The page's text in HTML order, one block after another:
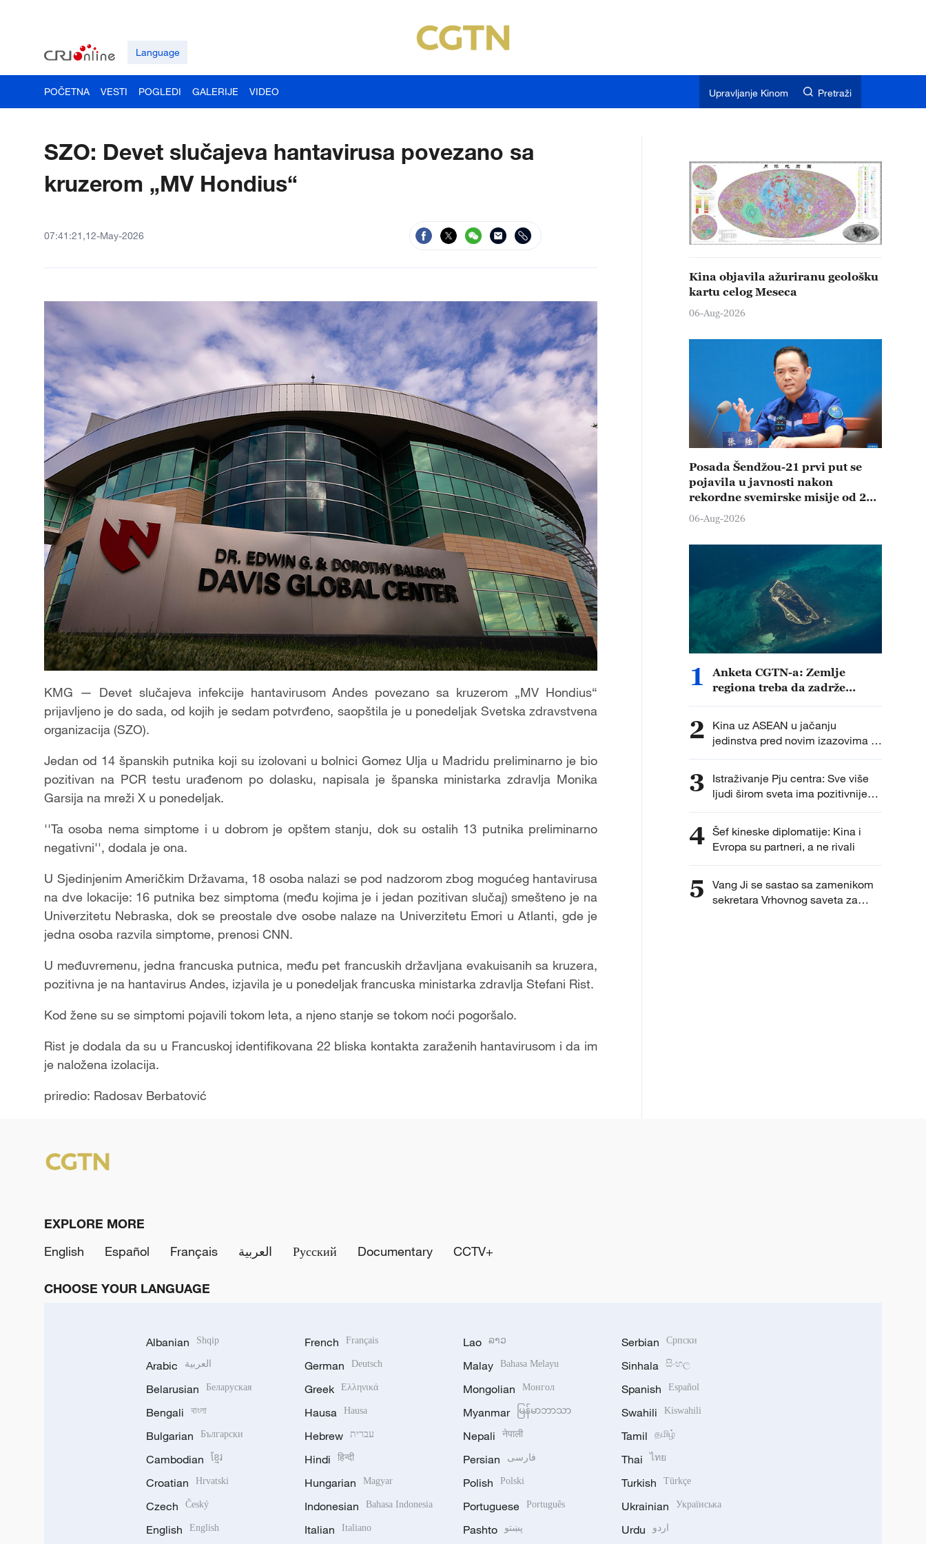
Language
POČETNA VESTI POGLEDI GALERIJE VIDEO Upravljanje Kinom Pretraži
SZO: Devet slučajeva hantavirusa povezano sa
kruzerom „MV Hondius“
07:41:21,12-May-2026
KMG — Devet slučajeva infekcije hantavirusom Andes povezano sa kruzerom „MV Hondius“
prijavljeno je do sada, od kojih je sedam potvrđeno, saopštila je u ponedeljak Svetska zdravstvena
organizacija (SZO).
Jedan od 14 španskih putnika koji su izolovani u bolnici Gomez Ulja u Madridu preliminarno je bio
pozitivan na PCR testu urađenom po dolasku, napisala je španska ministarka zdravlja Monika
Garsija na mreži X u ponedeljak.
''Ta osoba nema simptome i u dobrom je opštem stanju, dok su ostalih 13 putnika preliminarno
negativni'', dodala je ona.
U Sjedinjenim Američkim Državama, 18 osoba nalazi se pod nadzorom zbog mogućeg hantavirusa
na dve lokacije: 16 putnika bez simptoma (među kojima je i jedan pozitivan slučaj) smešteno je na
Univerzitetu Nebraska, dok se preostale dve osobe nalaze na Univerzitetu Emori u Atlanti, gde je
jedna osoba razvila simptome, prenosi CNN.
U međuvremenu, jedna francuska putnica, među pet francuskih državljana evakuisanih sa kruzera,
pozitivna je na hantavirus Andes, izjavila je u ponedeljak francuska ministarka zdravlja Stefani Rist.
Kod žene su se simptomi pojavili tokom leta, a njeno stanje se tokom noći pogoršalo.
Rist je dodala da su u Francuskoj identifikovana 22 bliska kontakta zaraženih hantavirusom i da im
je naložena izolacija.
priredio: Radosav Berbatović
Kina objavila ažuriranu geološku
kartu celog Meseca
06-Aug-2026
Posada Šendžou-21 prvi put se
pojavila u javnosti nakon
rekordne svemirske misije od 210
dana
06-Aug-2026
1
Anketa CGTN-a: Zemlje
regiona treba da zadrže
kineskom moru u svojim
rukama
2
Kina uz ASEAN u jačanju
jedinstva pred novim izazovima i
neizvesnostima
3
Istraživanje Pju centra: Sve više
ljudi širom sveta ima pozitivnije
mišljenje o Kini nego o SAD
4 Šef kineske diplomatije: Kina i
Evropa su partneri, a ne rivali
5
Vang Ji se sastao sa zamenikom
sekretara Vrhovnog saveta za
EXPLORE MORE
English
Español Français العربية Русский Documentary CCTV+
CHOOSE YOUR LANGUAGE
Albanian Shqip
Arabic العربية
Belarusian Беларуская
Bengali বাংলা
Bulgarian Български
Cambodian ខ្មែរ
Croatian Hrvatski
Czech Český
English English
French Français
German Deutsch
Greek Ελληνικά
Hausa Hausa
Hebrew עברית
Hindi हिन्दी
Hungarian Magyar
Indonesian Bahasa Indonesia
Italian Italiano
Lao ລາວ
Malay Bahasa Melayu
Mongolian Монгол
Myanmar မြန်မာဘာသာ
Nepali नेपाली
Persian فارسی
Polish Polski
Portuguese Português
Pashto پښتو
Serbian Српски
Sinhala සිංහල
Spanish Español
Swahili Kiswahili
Tamil தமிழ்
Thai ไทย
Turkish Türkçe
Ukrainian Українська
Urdu اردو